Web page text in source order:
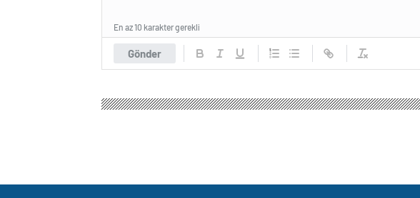
Gönder
En az 10 karakter gerekli